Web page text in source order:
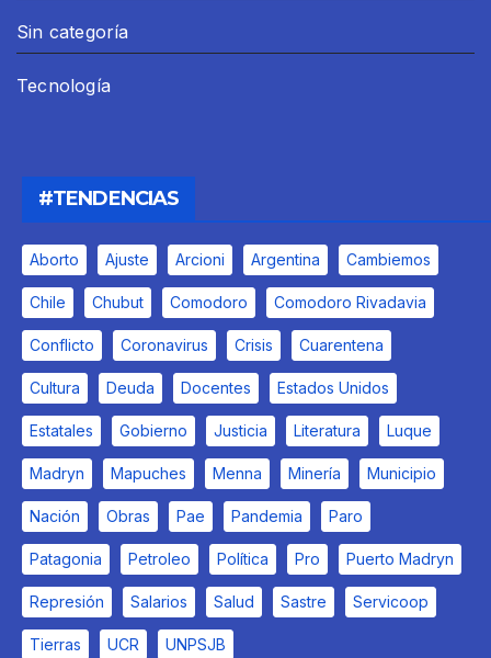
Sin categoría
Tecnología
#TENDENCIAS
Aborto Ajuste Arcioni Argentina Cambiemos
Chile Chubut Comodoro Comodoro Rivadavia
Conflicto Coronavirus Crisis Cuarentena
Cultura Deuda Docentes Estados Unidos
Estatales Gobierno Justicia Literatura Luque
Madryn Mapuches Menna Minería Municipio
Nación Obras Pae Pandemia Paro
Patagonia Petroleo Política Pro Puerto Madryn
Represión Salarios Salud Sastre Servicoop
Tierras UCR UNPSJB